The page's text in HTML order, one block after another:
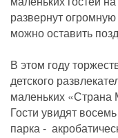
развернут
можно оставить
В этом году
детского
маленьких «Страна
Гости увидят
парка -